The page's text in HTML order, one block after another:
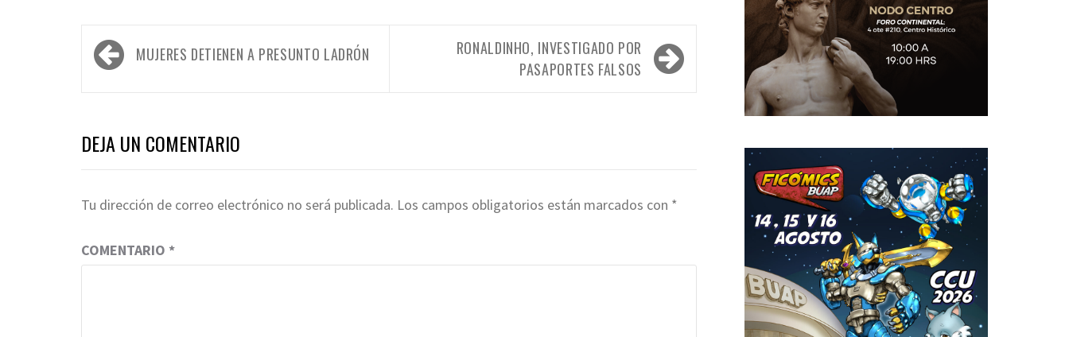
Navegación
de MUJERES DETIENEN A PRESUNTO LADRÓN
RONALDINHO, INVESTIGADO POR
PASAPORTES FALSOS
DEJA UN COMENTARIO
Tu dirección de correo electrónico no será publicada. Los campos obligatorios están marcados con *
COMENTARIO *